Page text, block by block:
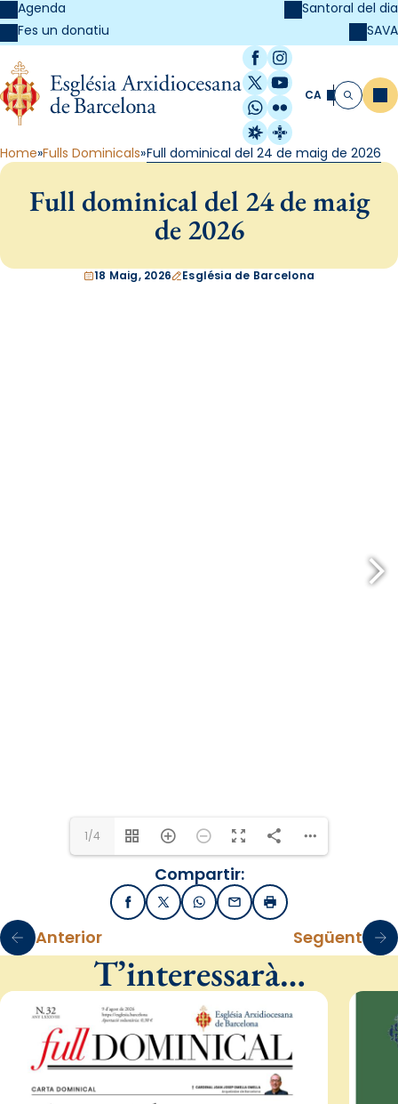
Agenda
Fes un donatiu
Santoral del dia
SAVA
Facebook
Instagram
X / Twitter
YouTube
WhatsApp
Flickr
Radio Estel
Catalunya
CA Cerca
Home Fulls Dominicals Full dominical del 24 de maig de 2026
Full dominical del 24 de maig
de 2026
18 Maig, 2026 Església de Barcelona
1/4
Compartir:
FacebookX / TwitterWhatsApp
EmailImprimir
Anterior Següent
T’interessarà…